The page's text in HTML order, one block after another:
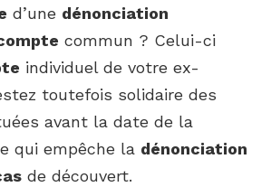
d’une dénonciation
commun ? Celui-ci
individuel de votre ex-
toutefois solidaire des
avant la date de la
qui empêche la dénonciation
de découvert.